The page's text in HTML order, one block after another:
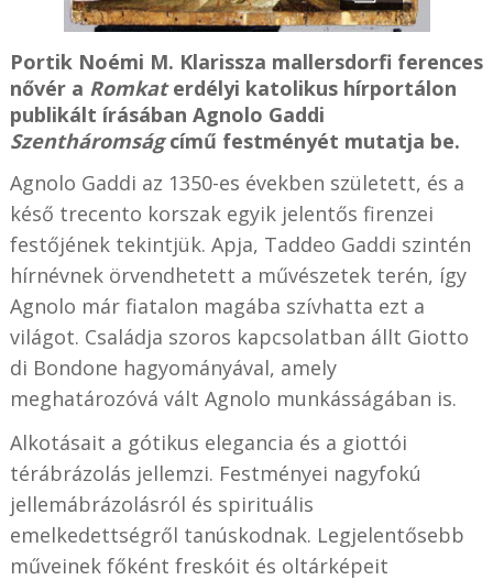
Portik Noémi M. Klarissza mallersdorfi ferences
nővér a Romkaterdélyi katolikus hírportálon
publikált írásában Agnolo Gaddi
Szentháromságcímű festményét mutatja be.
Agnolo Gaddi az 1350-es években született, és a
késő trecento korszak egyik jelentős firenzei
festőjének tekintjük. Apja, Taddeo Gaddi szintén
hírnévnek örvendhetett a művészetek terén, így
Agnolo már fiatalon magába szívhatta ezt a
világot. Családja szoros kapcsolatban állt Giotto
di Bondone hagyományával, amely
meghatározóvá vált Agnolo munkásságában is.
Alkotásait a gótikus elegancia és a giottói
térábrázolás jellemzi. Festményei nagyfokú
jellemábrázolásról és spirituális
emelkedettségről tanúskodnak. Legjelentősebb
műveinek főként freskóit és oltárképeit